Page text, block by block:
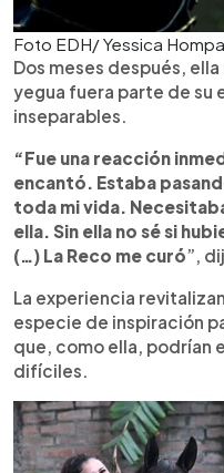
Foto EDH/ Yessica
Dos meses después,
yegua fuera parte de su
inseparables.
“Fue una reacción
encantó. Estaba
toda mi vida.
ella. Sin ella no sé si
(…) La Reco me curó”,
La experiencia
especie de inspiración
que, como ella, podrían
difíciles.